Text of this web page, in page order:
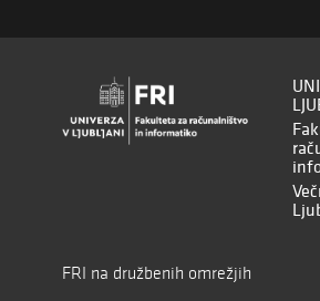
FRI na družbenih omrežjih